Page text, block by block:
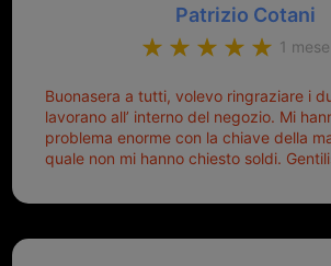
Patrizio Cotani
1
Buonasera a tutti, volevo ringraziare i
lavorano all’ interno del negozio. Mi
problema enorme con la chiave della
quale non mi hanno chiesto soldi.
Sicuramente tornerò qui per qualsiasi